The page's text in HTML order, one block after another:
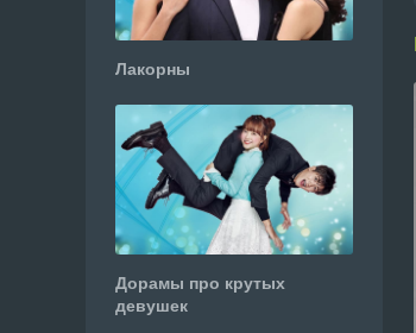
Лакорны
Дорамы про крутых
девушек